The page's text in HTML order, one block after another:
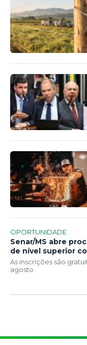
OPORTUNIDADE
Senar/MS abre
de nível superior
As inscrições são
agosto